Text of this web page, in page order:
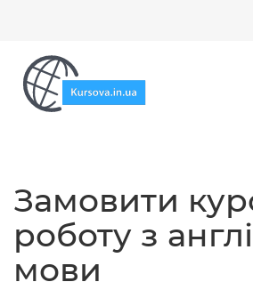
Замовити
роботу з
мови
Гарантії
Відгуки